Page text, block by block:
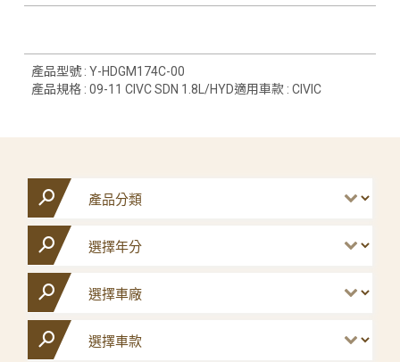
產品型號 : Y-HDGM174C-00
產品規格 : 09-11 CIVC SDN 1.8L/HYD適用車款 : CIVIC